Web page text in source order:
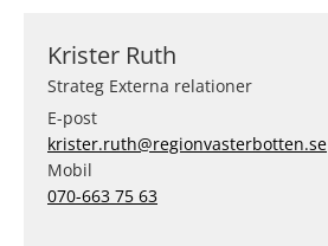
Krister Ruth
Strateg Externa relationer
E-post
krister.ruth@regionvasterbotten.se
Mobil
070-663 75 63